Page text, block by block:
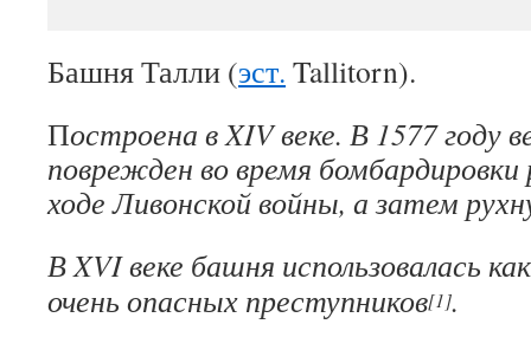
Башня Талли (эст. Tallitorn).
Построена в XIV веке. В 1577 году
поврежден во время бомбардировки
ходе Ливонской войны, а затем
В XVI веке башня использовалась
очень опасных преступников[1].